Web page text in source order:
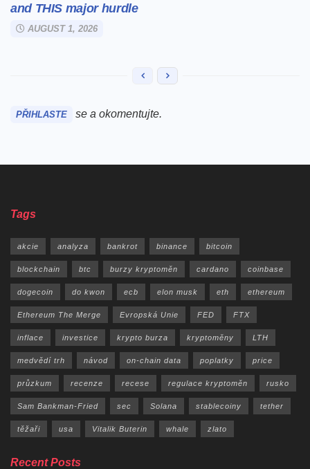
and THIS major hurdle
AUGUST 1, 2026
PŘIHLASTE se a okomentujte.
Tags
akcie analyza bankrot binance bitcoin
blockchain btc burzy kryptoměn cardano coinbase
dogecoin do kwon ecb elon musk eth ethereum
Ethereum The Merge Evropská Unie FED FTX
inflace investice krypto burza kryptoměny LTH
medvědí trh návod on-chain data poplatky price
průzkum recenze recese regulace kryptoměn rusko
Sam Bankman-Fried sec Solana stablecoiny tether
těžaři usa Vitalik Buterin whale zlato
Recent Posts